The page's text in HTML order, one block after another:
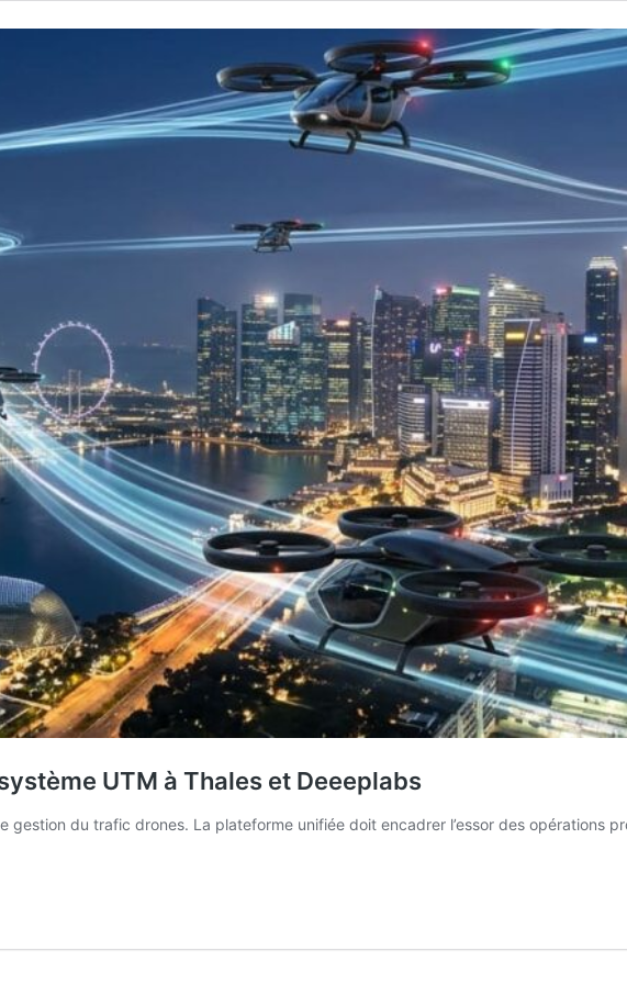
UTM à Thales et Deeeplabs
du trafic drones. La plateforme unifiée doit encadrer l’essor des opérations